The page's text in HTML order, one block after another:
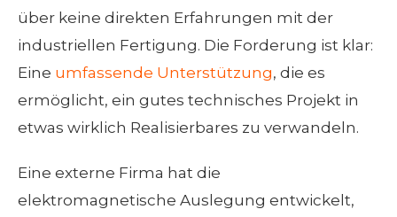
über keine direkten Erfahrungen mit der
industriellen Fertigung. Die Forderung ist klar:
Eine umfassende Unterstützung, die es
ermöglicht, ein gutes technisches Projekt in
etwas wirklich Realisierbares zu verwandeln.
Eine externe Firma hat die
elektromagnetische Auslegung entwickelt,